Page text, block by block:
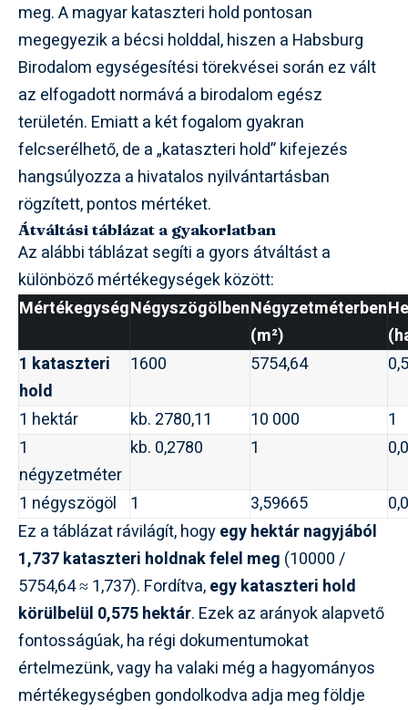
meg. A magyar kataszteri hold pontosan
megegyezik a bécsi holddal, hiszen a Habsburg
Birodalom egységesítési törekvései során ez vált
az elfogadott normává a birodalom egész
területén. Emiatt a két fogalom gyakran
felcserélhető, de a „kataszteri hold” kifejezés
hangsúlyozza a hivatalos nyilvántartásban
rögzített, pontos mértéket.
Átváltási táblázat a gyakorlatban
Az alábbi táblázat segíti a gyors átváltást a
különböző mértékegységek között:
MértékegységNégyszögölbenNégyzetméterben
(m²)
1 kataszteri
hold
1600 5754,64
1 hektár kb. 2780,11 10 000
1
1
négyzetméter
kb. 0,2780 1
1 négyszögöl 1 3,59665
Ez a táblázat rávilágít, hogyegy hektár nagyjából
1,737 kataszteri holdnak felel meg (10000 /
5754,64 ≈ 1,737). Fordítva,egy kataszteri hold
körülbelül 0,575 hektár. Ezek az arányok alapvető
fontosságúak, ha régi dokumentumokat
értelmezünk, vagy ha valaki még a hagyományos
mértékegységben gondolkodva adja meg földje